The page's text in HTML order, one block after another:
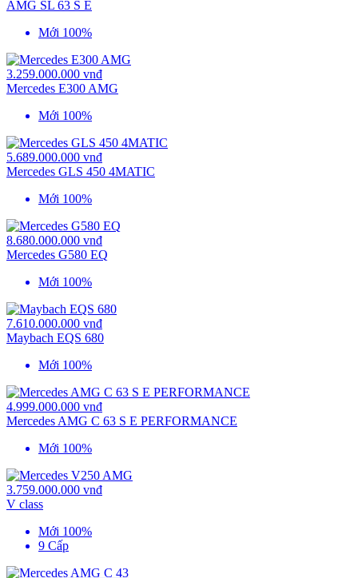
AMG SL 63 S E
Mới 100%
3.259.000.000 vnđ
Mercedes E300 AMG
Mới 100%
5.689.000.000 vnđ
Mercedes GLS 450 4MATIC
Mới 100%
8.680.000.000 vnđ
Mercedes G580 EQ
Mới 100%
7.610.000.000 vnđ
Maybach EQS 680
Mới 100%
4.999.000.000 vnđ
Mercedes AMG C 63 S E PERFORMANCE
Mới 100%
3.759.000.000 vnđ
V class
Mới 100%
9 Cấp